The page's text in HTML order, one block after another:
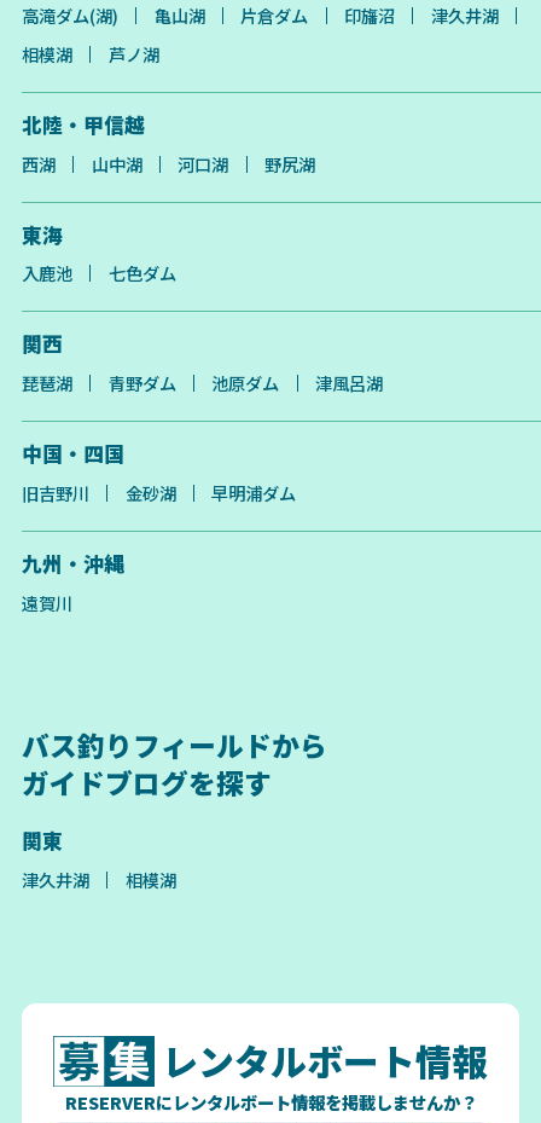
高滝ダム(湖)
亀山湖 片倉ダム 印旛沼
津久井湖
相模湖
芦ノ湖
北陸・甲信越
西湖 山中湖 河口湖 野尻湖
東海
入鹿池 七色ダム
関西
琵琶湖 青野ダム 池原ダム 津風呂湖
中国・四国
旧吉野川 金砂湖 早明浦ダム
九州・沖縄
遠賀川
バス釣りフィールドから
ガイドブログを探す
関東
津久井湖 相模湖
レンタルボート情報
RESERVERにレンタルボート情報を掲載しませんか？